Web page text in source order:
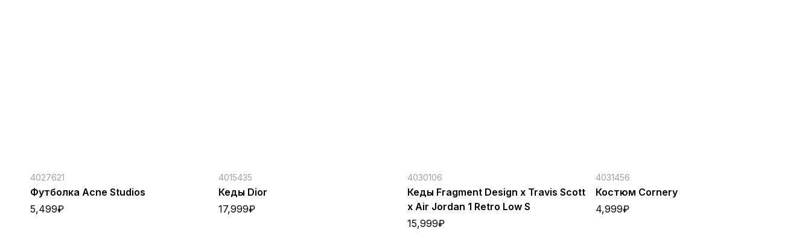
4027621
Футболка Acne Studios
5,499₽
4015435
Кеды Dior
17,999₽
4030106
Кеды Fragment Design x Travis Scott
x Air Jordan 1 Retro Low S
15,999₽
4031456
Костюм Cornery
4,999₽